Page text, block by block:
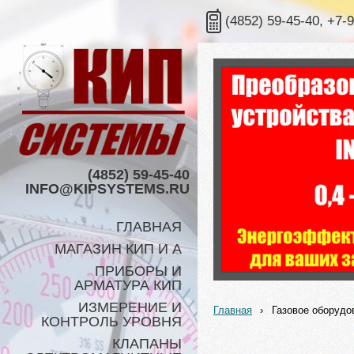
(4852) 59-45-40, +7-
(4852) 59-45-40
INFO@KIPSYSTEMS.RU
ГЛАВНАЯ
МАГАЗИН КИП И А
ПРИБОРЫ И
АРМАТУРА КИП
ИЗМЕРЕНИЕ И
КОНТРОЛЬ УРОВНЯ
КЛАПАНЫ
Главная › Газовое